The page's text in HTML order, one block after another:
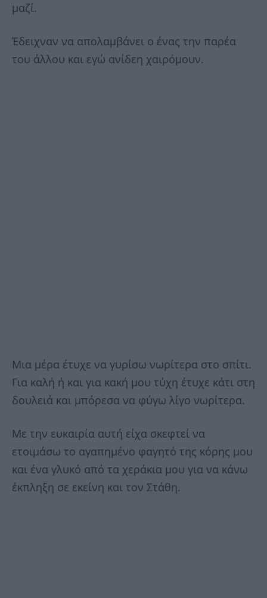
μαζί.
Έδειχναν να απολαμβάνει ο ένας την παρέα
του άλλου και εγώ ανίδεη χαιρόμουν.
Μια μέρα έτυχε να γυρίσω νωρίτερα στο σπίτι.
Για καλή ή και για κακή μου τύχη έτυχε κάτι στη
δουλειά και μπόρεσα να φύγω λίγο νωρίτερα.
Με την ευκαιρία αυτή είχα σκεφτεί να
ετοιμάσω το αγαπημένο φαγητό της κόρης μου
και ένα γλυκό από τα χεράκια μου για να κάνω
έκπληξη σε εκείνη και τον Στάθη.